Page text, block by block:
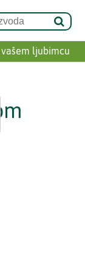
vašem ljubimcu